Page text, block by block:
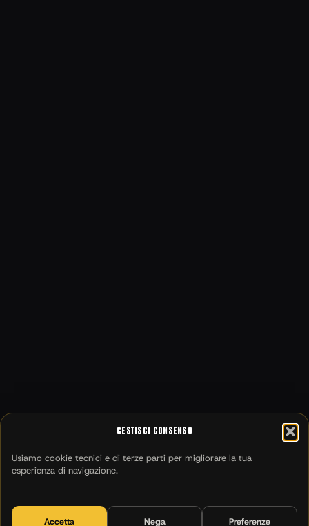
Gestisci Consenso
Usiamo cookie tecnici e di terze parti per migliorare la tua
esperienza di navigazione.
Accetta Nega Preferenze